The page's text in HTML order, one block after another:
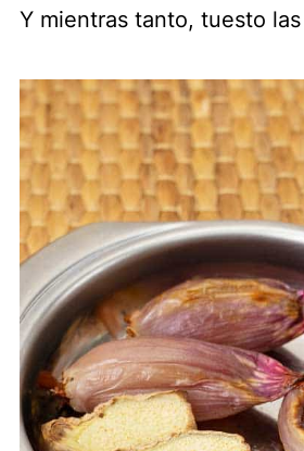
Y mientras tanto, tuesto